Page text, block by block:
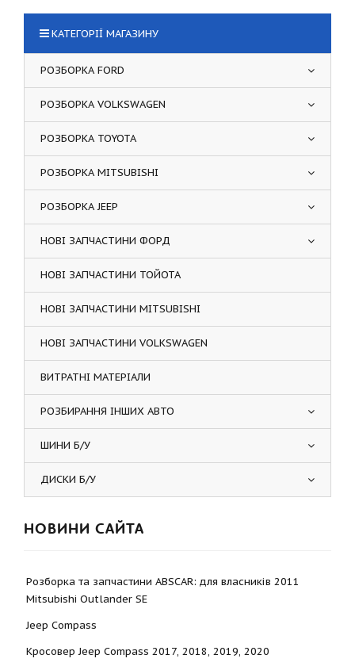
КАТЕГОРІЇ МАГАЗИНУ
РОЗБОРКА FORD
РОЗБОРКА VOLKSWAGEN
РОЗБОРКА TOYOTA
РОЗБОРКА MITSUBISHI
РОЗБОРКА JEEP
НОВІ ЗАПЧАСТИНИ ФОРД
НОВІ ЗАПЧАСТИНИ ТОЙОТА
НОВІ ЗАПЧАСТИНИ MITSUBISHI
НОВІ ЗАПЧАСТИНИ VOLKSWAGEN
ВИТРАТНІ МАТЕРІАЛИ
РОЗБИРАННЯ ІНШИХ АВТО
ШИНИ Б/У
ДИСКИ Б/У
НОВИНИ САЙТА
Розборка та запчастини ABSCAR: для власників 2011
Mitsubishi Outlander SE
Jeep Compass
Кросовер Jeep Compass 2017, 2018, 2019, 2020